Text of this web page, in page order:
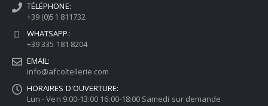
TÉLÉPHONE:
+39 (0)51 811732
WHATSAPP:
+39 335 181 8204
EMAIL:
info@afcoltellerie.com
HORAIRES D'OUVERTURE:
Lun - Ven 9:00-13:00 16:00-18:00 Samedi sur demande